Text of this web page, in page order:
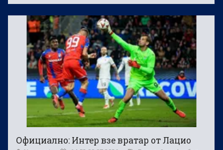
Официално: Интер взе вратар от Лацио